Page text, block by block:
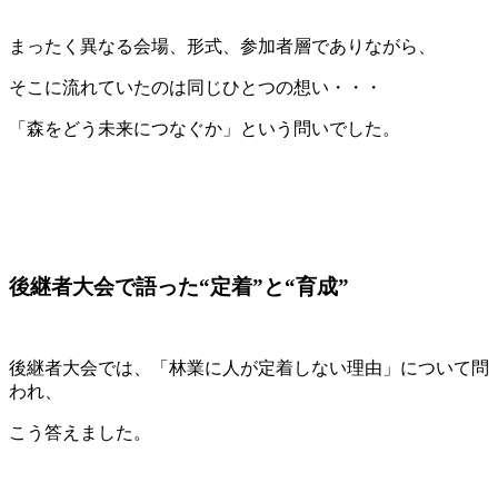
まったく異なる会場、形式、参加者層でありながら、
そこに流れていたのは同じひとつの想い・・・
「森をどう未来につなぐか」という問いでした。
後継者大会で語った“定着”と“育成”
後継者大会では、「林業に人が定着しない理由」について問
われ、
こう答えました。